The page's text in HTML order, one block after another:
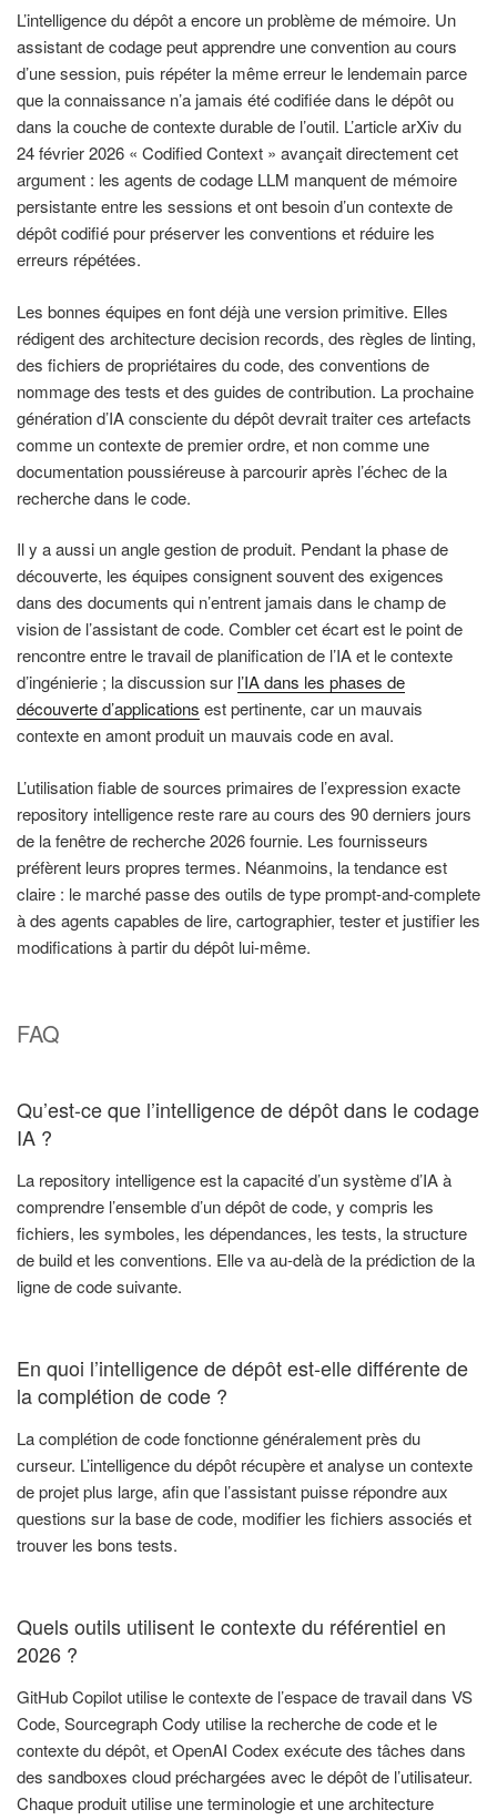
L’intelligence du dépôt a encore un problème de mémoire. Un
assistant de codage peut apprendre une convention au cours
d’une session, puis répéter la même erreur le lendemain parce
que la connaissance n’a jamais été codifiée dans le dépôt ou
dans la couche de contexte durable de l’outil. L’article arXiv du
24 février 2026 « Codified Context » avançait directement cet
argument : les agents de codage LLM manquent de mémoire
persistante entre les sessions et ont besoin d’un contexte de
dépôt codifié pour préserver les conventions et réduire les
erreurs répétées.
Les bonnes équipes en font déjà une version primitive. Elles
rédigent des architecture decision records, des règles de linting,
des fichiers de propriétaires du code, des conventions de
nommage des tests et des guides de contribution. La prochaine
génération d’IA consciente du dépôt devrait traiter ces artefacts
comme un contexte de premier ordre, et non comme une
documentation poussiéreuse à parcourir après l’échec de la
recherche dans le code.
Il y a aussi un angle gestion de produit. Pendant la phase de
découverte, les équipes consignent souvent des exigences
dans des documents qui n’entrent jamais dans le champ de
vision de l’assistant de code. Combler cet écart est le point de
rencontre entre le travail de planification de l’IA et le contexte
d’ingénierie ; la discussion sur l’IA dans les phases de
découverte d’applications est pertinente, car un mauvais
contexte en amont produit un mauvais code en aval.
L’utilisation fiable de sources primaires de l’expression exacte
repository intelligence reste rare au cours des 90 derniers jours
de la fenêtre de recherche 2026 fournie. Les fournisseurs
préfèrent leurs propres termes. Néanmoins, la tendance est
claire : le marché passe des outils de type prompt-and-complete
à des agents capables de lire, cartographier, tester et justifier les
modifications à partir du dépôt lui-même.
FAQ
Qu’est-ce que l’intelligence de dépôt dans le codage
IA ?
La repository intelligence est la capacité d’un système d’IA à
comprendre l’ensemble d’un dépôt de code, y compris les
fichiers, les symboles, les dépendances, les tests, la structure
de build et les conventions. Elle va au-delà de la prédiction de la
ligne de code suivante.
En quoi l’intelligence de dépôt est-elle différente de
la complétion de code ?
La complétion de code fonctionne généralement près du
curseur. L’intelligence du dépôt récupère et analyse un contexte
de projet plus large, afin que l’assistant puisse répondre aux
questions sur la base de code, modifier les fichiers associés et
trouver les bons tests.
Quels outils utilisent le contexte du référentiel en
2026 ?
GitHub Copilot utilise le contexte de l’espace de travail dans VS
Code, Sourcegraph Cody utilise la recherche de code et le
contexte du dépôt, et OpenAI Codex exécute des tâches dans
des sandboxes cloud préchargées avec le dépôt de l’utilisateur.
Chaque produit utilise une terminologie et une architecture